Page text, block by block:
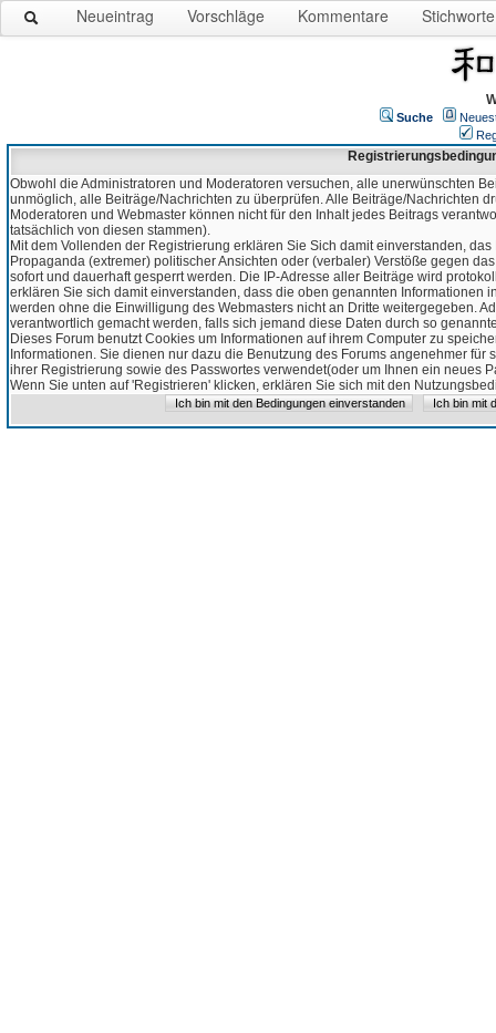
Neueintrag Vorschläge Kommentare Stichworte
Suche
Obwohl die Administratoren und Moderatoren versuchen, alle unerwünschten
unmöglich, alle Beiträge/Nachrichten zu überprüfen. Alle Beiträge/Nachrichten
Moderatoren und Webmaster können nicht für den Inhalt jedes Beitrags
tatsächlich von diesen stammen).
Mit dem Vollenden der Registrierung erklären Sie Sich damit einverstanden,
Propaganda (extremer) politischer Ansichten oder (verbaler) Verstöße gegen
sofort und dauerhaft gesperrt werden. Die IP-Adresse aller Beiträge wird
erklären Sie sich damit einverstanden, dass die oben genannten Informationen
werden ohne die Einwilligung des Webmasters nicht an Dritte weitergegeben.
verantwortlich gemacht werden, falls sich jemand diese Daten durch so
Dieses Forum benutzt Cookies um Informationen auf ihrem Computer zu
Informationen. Sie dienen nur dazu die Benutzung des Forums angenehmer
ihrer Registrierung sowie des Passwortes verwendet(oder um Ihnen ein neues
Wenn Sie unten auf 'Registrieren' klicken, erklären Sie sich mit den